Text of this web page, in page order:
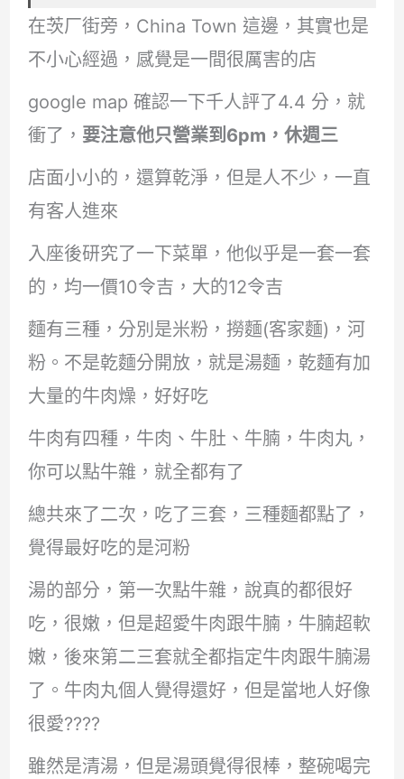
在茨厂街旁，China Town 這邊，其實也是
不小心經過，感覺是一間很厲害的店
google map 確認一下千人評了4.4 分，就
衝了， 要注意他只營業到6pm，休週三
店面小小的，還算乾淨，但是人不少，一直
有客人進來
入座後研究了一下菜單，他似乎是一套一套
的，均一價10令吉，大的12令吉
麵有三種，分別是米粉，撈麵(客家麵)，河
粉。不是乾麵分開放，就是湯麵，乾麵有加
大量的牛肉燥，好好吃
牛肉有四種，牛肉、牛肚、牛腩，牛肉丸，
你可以點牛雜，就全都有了
總共來了二次，吃了三套，三種麵都點了，
覺得最好吃的是河粉
湯的部分，第一次點牛雜，說真的都很好
吃，很嫩，但是超愛牛肉跟牛腩，牛腩超軟
嫩，後來第二三套就全都指定牛肉跟牛腩湯
了。牛肉丸個人覺得還好，但是當地人好像
很愛????
雖然是清湯，但是湯頭覺得很棒，整碗喝完